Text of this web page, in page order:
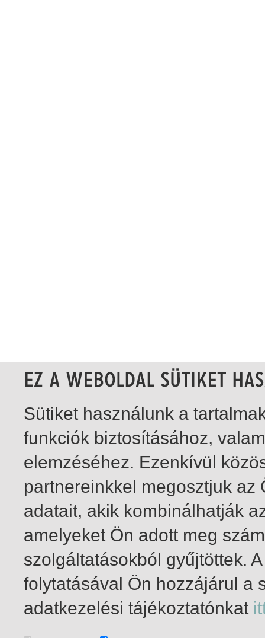
1-5 / összesen 5 találat
Sütiket használunk a
funkciók biztosításához,
elemzéséhez. Ezenkívül
partnereinkkel megosztjuk
adatait, akik kombinálhatják
amelyeket Ön adott meg
szolgáltatásokból gyűjtöttek.
folytatásával Ön hozzájárul a
adatkezelési tájékoztatónkat